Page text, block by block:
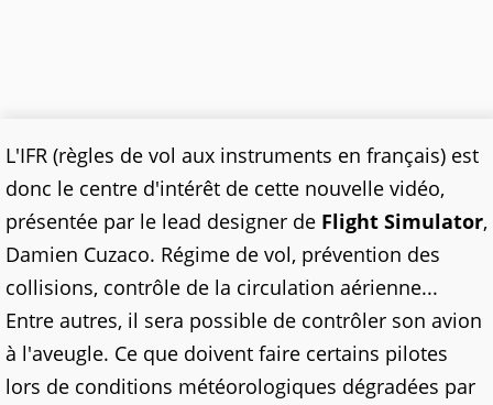
L'IFR (règles de vol aux instruments en français) est
donc le centre d'intérêt de cette nouvelle vidéo,
présentée par le lead designer de Flight Simulator,
Damien Cuzaco. Régime de vol, prévention des
collisions, contrôle de la circulation aérienne...
Entre autres, il sera possible de contrôler son avion
à l'aveugle. Ce que doivent faire certains pilotes
lors de conditions météorologiques dégradées par